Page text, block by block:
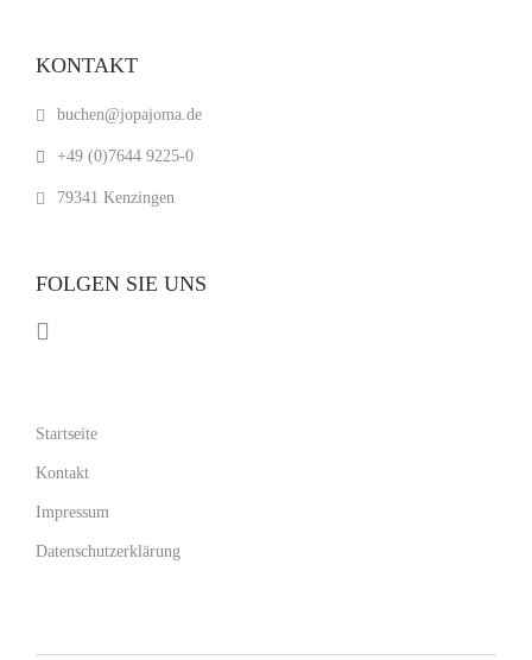
KONTAKT
buchen@jopajoma.de
+49 (0)7644 9225-0
79341 Kenzingen
FOLGEN SIE UNS
Startseite
Kontakt
Impressum
Datenschutzerklärung